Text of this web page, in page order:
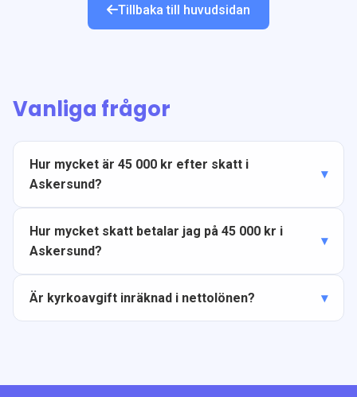
Tillbaka till huvudsidan
Vanliga frågor
Hur mycket är 45 000 kr efter skatt i
Askersund?
Hur mycket skatt betalar jag på 45 000 kr i
Askersund?
Är kyrkoavgift inräknad i nettolönen?